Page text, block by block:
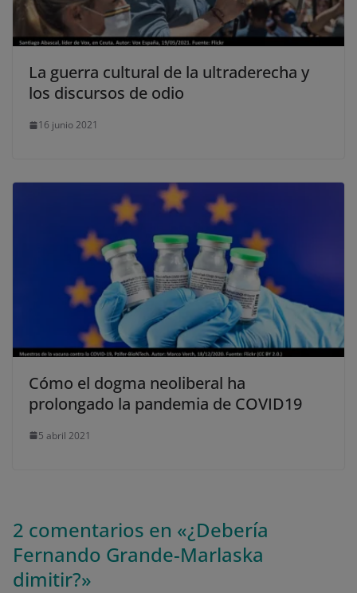
La guerra cultural de la ultraderecha y
los discursos de odio
16 junio 2021
Cómo el dogma neoliberal ha
prolongado la pandemia de COVID19
5 abril 2021
2 comentarios en «¿Debería
Fernando Grande-Marlaska
dimitir?»